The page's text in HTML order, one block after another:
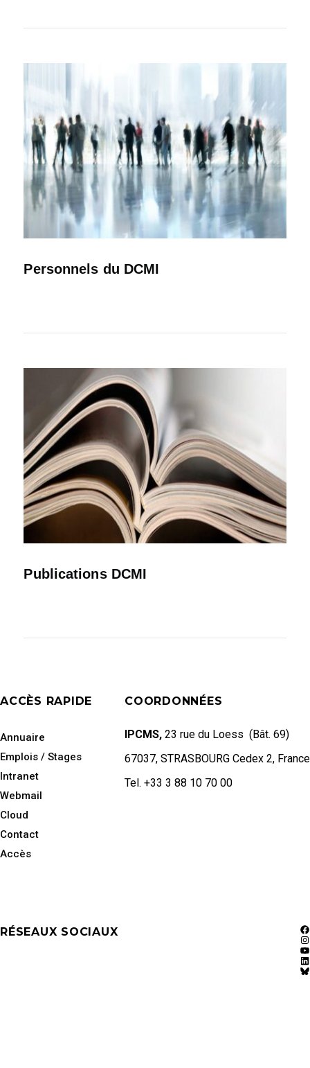
Personnels du DCMI
Publications DCMI
ACCÈS RAPIDE
Annuaire
Emplois / Stages
Intranet
Webmail
Cloud
Contact
Accès
COORDONNÉES
IPCMS, 23 rue du Loess (Bât. 69)
67037, STRASBOURG Cedex 2, France
Tel. +33 3 88 10 70 00
RÉSEAUX SOCIAUX